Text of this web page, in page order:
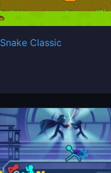
Snake Classic